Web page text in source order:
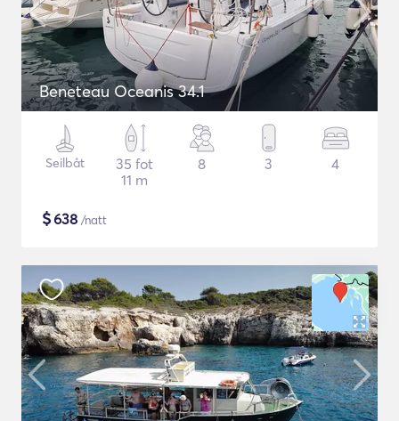
Beneteau Oceanis 34.1
Seilbåt
35 fot
11 m
8 3 4
$638 /natt